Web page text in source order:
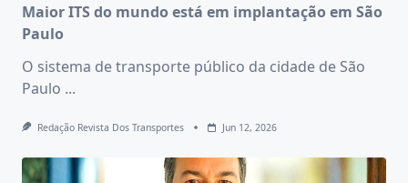
Maior ITS do mundo está em implantação em São
Paulo
O sistema de transporte público da cidade de São
Paulo ...
Redação Revista Dos Transportes Jun 12, 2026